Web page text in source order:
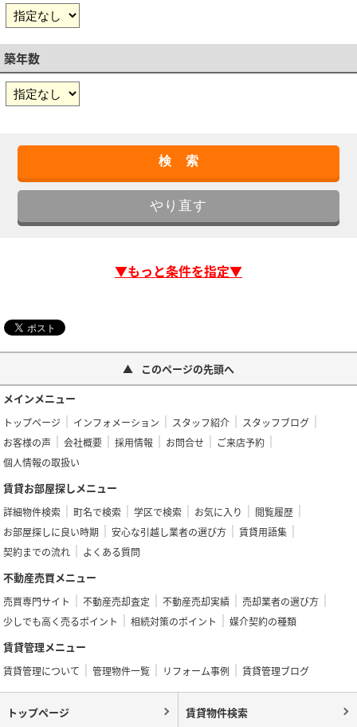
築年数
▼もっと条件を指定▼
このページの先頭へ
メインメニュー
トップページ インフォメーション スタッフ紹介
スタッフブログ
お客様の声
会社概要 採用情報 お問合せ
ご来店予約
個人情報の取扱い
賃貸お部屋探しメニュー
詳細物件検索 町名で検索 学区で検索 お気に入り
閲覧履歴
お部屋探しに良い時期
安心な引越し業者の選び方
賃貸用語集
契約までの流れ
よくある質問
不動産売買メニュー
売買専門サイト 不動産売却査定 不動産売却実績
売却業者の選び方
少しでも高く売るポイント
相続対策のポイント 媒介契約の種類
賃貸管理メニュー
賃貸管理について 管理物件一覧 リフォーム事例 賃貸管理ブログ
トップページ 賃貸物件検索